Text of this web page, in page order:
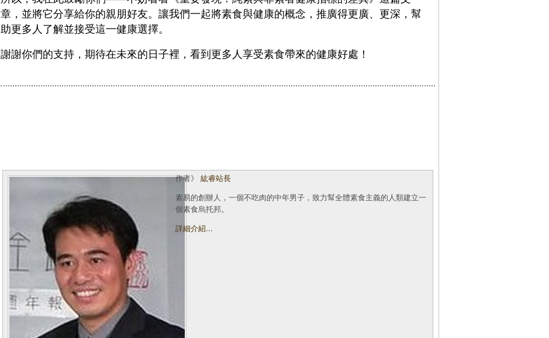
章，並將它分享給你的親朋好友。讓我們一起將素食與健康的概念，推廣得更廣、更深，幫
助更多人了解並接受這一健康選擇。
謝謝你們的支持，期待在未來的日子裡，看到更多人享受素食帶來的健康好處！
作者》 紘睿站長
素易的創辦人，一個不吃肉的中年男子，致力幫全體素食主義的人類建立一
個素食烏托邦。
詳細介紹...